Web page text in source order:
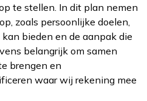
te stellen. In dit plan nemen
zoals persoonlijke doelen,
bieden en de aanpak die
belangrijk om samen
brengen en
waar wij rekening mee